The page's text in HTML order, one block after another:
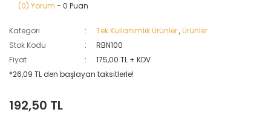
(0) Yorum - 0 Puan
Kategori Tek Kullanımlık Ürünler,Ürünler
Stok Kodu
RBN100
Fiyat
175,00 TL + KDV
*26,09 TL den başlayan taksitlerle!
192,50 TL